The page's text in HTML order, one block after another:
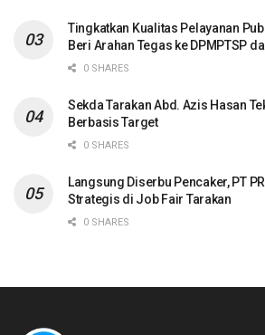
Tingkatkan Kualitas Pelayanan
Beri Arahan Tegas ke DPMPTSP
0 SHARES
Sekda Tarakan Abd. Azis Hasan
Berbasis Target
0 SHARES
Langsung Diserbu Pencaker, PT
Strategis di Job Fair Tarakan
0 SHARES